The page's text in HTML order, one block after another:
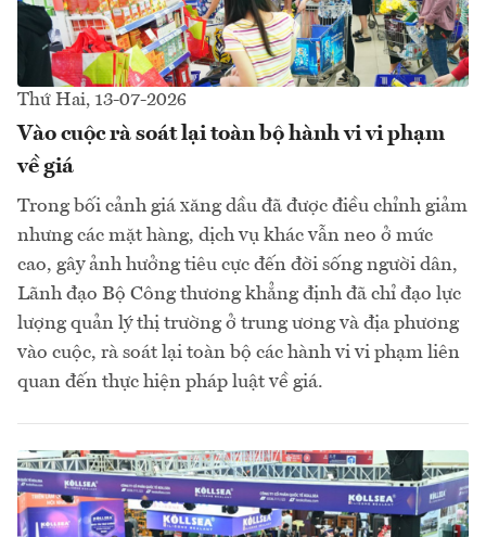
Thứ Hai, 13-07-2026
Vào cuộc rà soát lại toàn bộ hành vi vi phạm
về giá
Trong bối cảnh giá xăng dầu đã được điều chỉnh giảm
nhưng các mặt hàng, dịch vụ khác vẫn neo ở mức
cao, gây ảnh hưởng tiêu cực đến đời sống người dân,
Lãnh đạo Bộ Công thương khẳng định đã chỉ đạo lực
lượng quản lý thị trường ở trung ương và địa phương
vào cuộc, rà soát lại toàn bộ các hành vi vi phạm liên
quan đến thực hiện pháp luật về giá.